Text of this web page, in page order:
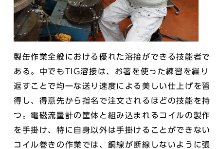
製缶作業全般における優れた溶接ができる技能者で
ある。中でもTIG溶接は、お箸を使った練習を繰り
返すことで均一な送り速度による美しい仕上げを習
得し、得意先から指名で注文されるほどの技能を持
つ。電磁流量計の筐体と組み込まれるコイルの製作
を手掛け、特に自身以外は手掛けることができない
コイル巻きの作業では、銅線が断線しないように張